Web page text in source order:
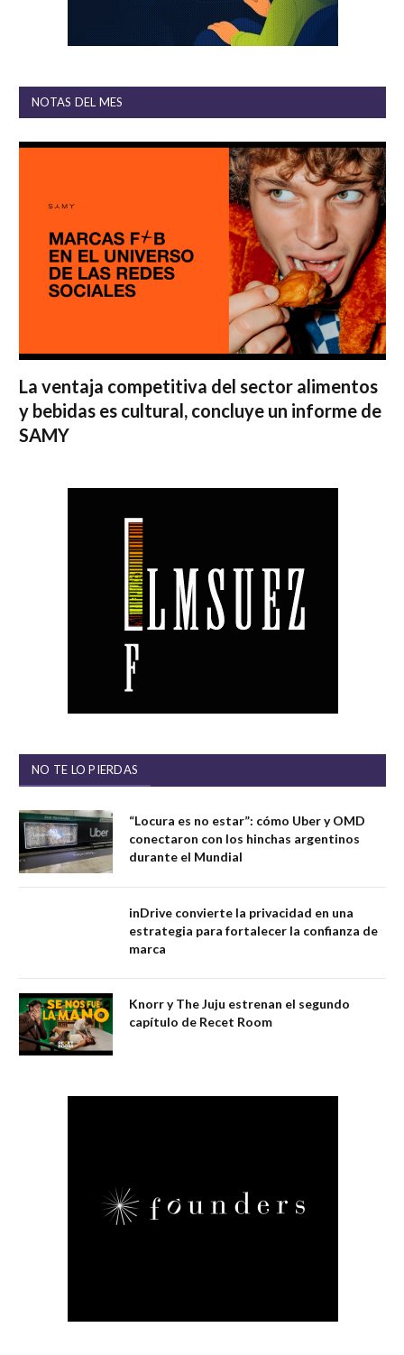
NOTAS DEL MES
La ventaja competitiva del sector alimentos
y bebidas es cultural, concluye un informe de
SAMY
NO TE LO PIERDAS
“Locura es no estar”: cómo Uber y OMD
conectaron con los hinchas argentinos
durante el Mundial
inDrive convierte la privacidad en una
estrategia para fortalecer la confianza de
marca
Knorr y The Juju estrenan el segundo
capítulo de Recet Room